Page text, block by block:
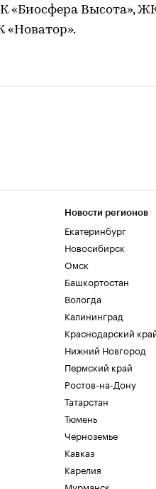
«Биосфера Высота»,
«Новатор».
Новости регионов
Екатеринбург
Новосибирск
Омск
Башкортостан
Вологда
Калининград
Краснодарский
Нижний Новгород
Пермский край
Ростов-на-Дону
Татарстан
Тюмень
Черноземье
Кавказ
Карелия
Мурманск